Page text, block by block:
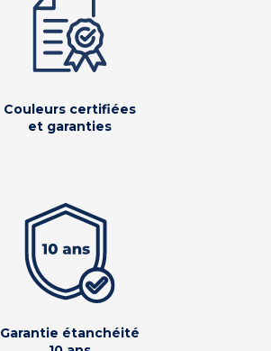
Couleurs certifiées
et garanties
Garantie étanchéité